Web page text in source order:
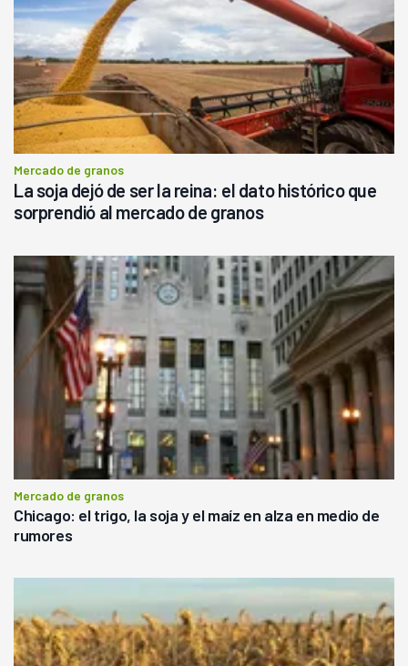
Mercado de granos
La soja dejó de ser la reina: el dato histórico que
sorprendió al mercado de granos
Mercado de granos
Chicago: el trigo, la soja y el maíz en alza en medio de
rumores